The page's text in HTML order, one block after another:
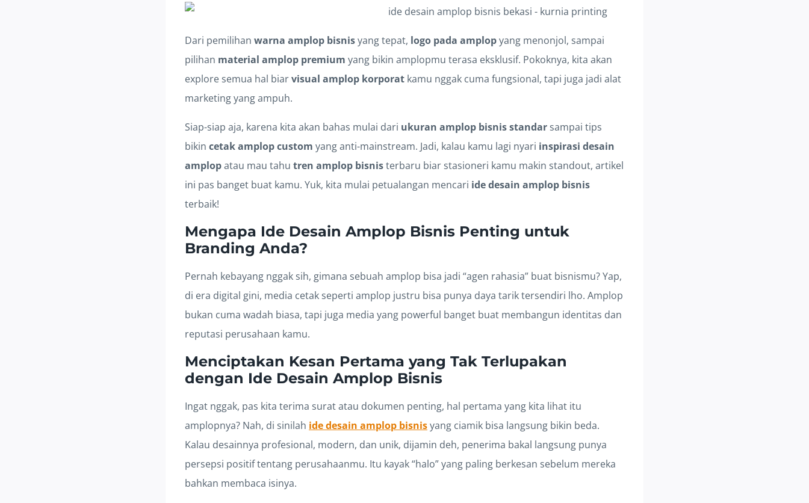
Dari pemilihan warna amplop bisnisyang tepat, logo pada amplopyang menonjol, sampai
pilihan material amplop premium yang bikin amplopmu terasa eksklusif. Pokoknya, kita akan
explore semua hal biarvisual amplop korporat kamu nggak cuma fungsional, tapi juga jadi alat
marketing yang ampuh.
Siap-siap aja, karena kita akan bahas mulai dari ukuran amplop bisnis standar sampai tips
bikin cetak amplop custom yang anti-mainstream. Jadi, kalau kamu lagi nyari inspirasi desain
amplopatau mau tahu tren amplop bisnisterbaru biar stasioneri kamu makin standout, artikel
ini pas banget buat kamu. Yuk, kita mulai petualangan mencari ide desain amplop bisnis
terbaik!
Mengapa Ide Desain Amplop Bisnis Penting untuk
Branding Anda?
Pernah kebayang nggak sih, gimana sebuah amplop bisa jadi “agen rahasia” buat bisnismu? Yap,
di era digital gini, media cetak seperti amplop justru bisa punya daya tarik tersendiri lho. Amplop
bukan cuma wadah biasa, tapi juga media yang powerful banget buat membangun identitas dan
reputasi perusahaan kamu.
Menciptakan Kesan Pertama yang Tak Terlupakan
dengan Ide Desain Amplop Bisnis
Ingat nggak, pas kita terima surat atau dokumen penting, hal pertama yang kita lihat itu
amplopnya? Nah, di sinilah ide desain amplop bisnisyang ciamik bisa langsung bikin beda.
Kalau desainnya profesional, modern, dan unik, dijamin deh, penerima bakal langsung punya
persepsi positif tentang perusahaanmu. Itu kayak “halo” yang paling berkesan sebelum mereka
bahkan membaca isinya.